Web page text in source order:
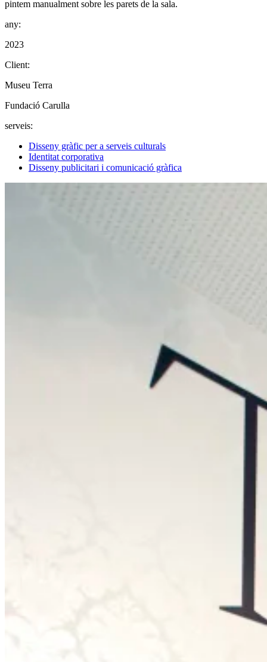
pintem manualment sobre les parets de la sala.
any:
2023
Client:
Museu Terra
Fundació Carulla
serveis:
Disseny gràfic per a serveis culturals
Identitat corporativa
Disseny publicitari i comunicació gràfica